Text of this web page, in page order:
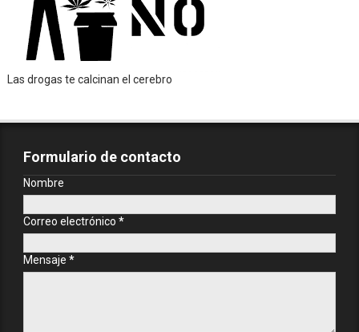
Las drogas te calcinan el cerebro
Formulario de contacto
Nombre
Correo electrónico *
Mensaje *